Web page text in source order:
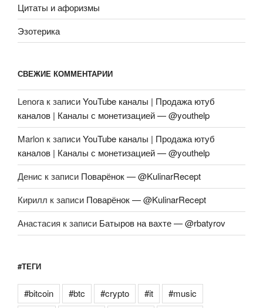
Цитаты и афоризмы
Эзотерика
СВЕЖИЕ КОММЕНТАРИИ
Lenora к записиYouTube каналы | Продажа ютуб
каналов | Каналы с монетизацией — @youthelp
Marlon к записиYouTube каналы | Продажа ютуб
каналов | Каналы с монетизацией — @youthelp
Денис к записи Поварёнок — @KulinarRecept
Кирилл к записи Поварёнок — @KulinarRecept
Анастасия к записи Батыров на вахте — @rbatyrov
#ТЕГИ
#bitcoin #btc #crypto #it
#music